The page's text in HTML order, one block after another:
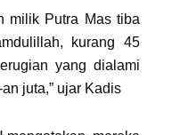
milik Putra Mas tiba
kurang 45
yang dialami
juta,” ujar Kadis